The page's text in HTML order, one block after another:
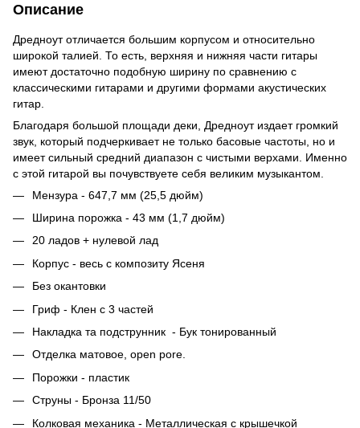
Описание
Дредноут отличается большим корпусом и относительно
широкой талией. То есть, верхняя и нижняя части гитары
имеют достаточно подобную ширину по сравнению с
классическими гитарами и другими формами акустических
гитар.
Благодаря большой площади деки, Дредноут издает громкий
звук, который подчеркивает не только басовые частоты, но и
имеет сильный средний диапазон с чистыми верхами. Именно
с этой гитарой вы почувствуете себя великим музыкантом.
Мензура - 647,7 мм (25,5 дюйм)
Ширина порожка - 43 мм (1,7 дюйм)
20 ладов + нулевой лад
Корпус - весь с композиту Ясеня
Без окантовки
Гриф - Клен с 3 частей
Накладка та подструнник - Бук тонированный
Отделка матовое, open pore.
Порожки - пластик
Струны - Бронза 11/50
Колковая механика - Металлическая с крышечкой